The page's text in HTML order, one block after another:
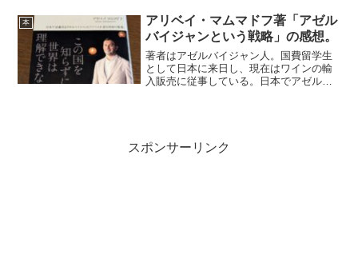
ることになった。しかし、トーゴ代表は
試合の日に別の予定...
本
アリベイ・マムマドフ著「アゼル
バイジャンという戦略」の感想。
著者はアゼルバイジャン人。国費留学生
として日本に来日し、現在はワインの輸
入販売に従事している。日本でアゼルバ
スポンサーリンク